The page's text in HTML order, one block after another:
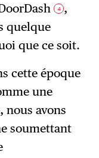
4 ,
quelque
que ce soit.
cette époque
une
avons
soumettant